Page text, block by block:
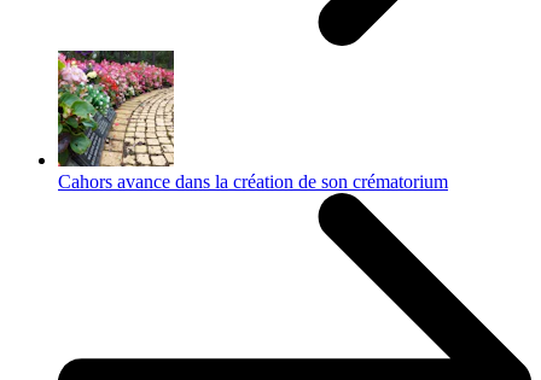
Cahors avance dans la création de son crématorium